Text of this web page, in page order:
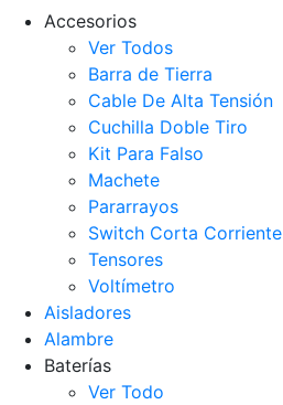
Accesorios
Ver Todos
Barra de Tierra
Cable De Alta Tensión
Cuchilla Doble Tiro
Kit Para Falso
Machete
Pararrayos
Switch Corta Corriente
Tensores
Voltímetro
Aisladores
Alambre
Baterías
Ver Todo